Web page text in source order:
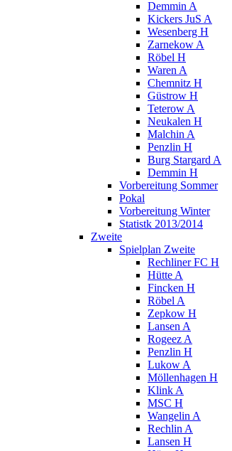
Demmin A
Kickers JuS A
Wesenberg H
Zarnekow A
Röbel H
Waren A
Chemnitz H
Güstrow H
Teterow A
Neukalen H
Malchin A
Penzlin H
Burg Stargard A
Demmin H
Vorbereitung Sommer
Pokal
Vorbereitung Winter
Statistk 2013/2014
Zweite
Spielplan Zweite
Rechliner FC H
Hütte A
Fincken H
Röbel A
Zepkow H
Lansen A
Rogeez A
Penzlin H
Lukow A
Möllenhagen H
Klink A
MSC H
Wangelin A
Rechlin A
Lansen H